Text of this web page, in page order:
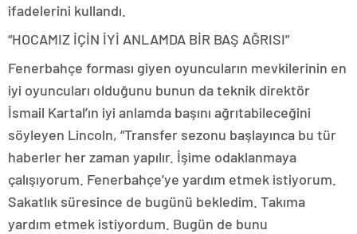
ifadelerini kullandı.
“HOCAMIZ İÇİN İYİ ANLAMDA BİR BAŞ AĞRISI”
Fenerbahçe forması giyen oyuncuların mevkilerinin en
iyi oyuncuları olduğunu bunun da teknik direktör
İsmail Kartal’ın iyi anlamda başını ağrıtabileceğini
söyleyen Lincoln, “Transfer sezonu başlayınca bu tür
haberler her zaman yapılır. İşime odaklanmaya
çalışıyorum. Fenerbahçe’ye yardım etmek istiyorum.
Sakatlık süresince de bugünü bekledim. Takıma
yardım etmek istiyordum. Bugün de bunu